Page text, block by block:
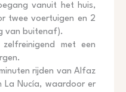
vanuit het huis,
twee voertuigen en 2
van buitenaf).
met een
rijden van Alfaz
La Nucía, waardoor er